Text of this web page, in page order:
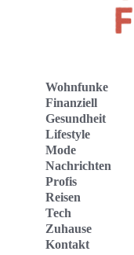
Wohnfunke
Finanziell
Gesundheit
Lifestyle
Mode
Nachrichten
Profis
Reisen
Tech
Zuhause
Kontakt